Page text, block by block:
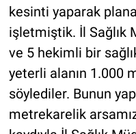
kesinti yaparak
işletmiştik. İl Sağlık
ve 5 hekimli bir
yeterli alanın 1.000
söylediler. Bunun
metrekarelik